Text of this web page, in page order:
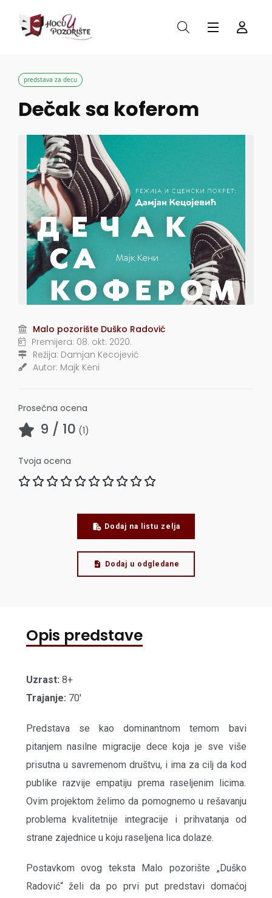
predstava za decu
Dečak sa koferom
Malo pozorište Duško Radović
Premijera: 08. okt. 2020.
Režija: Damjan Kecojević
Autor: Majk Keni
Prosečna ocena
9 / 10 (1)
Tvoja ocena
Dodaj na listu zelja
Dodaj u odgledane
Opis predstave
Uzrast: 8+
Trajanje: 70'
Predstava se kao dominantnom temom bavi
pitanjem nasilne migracije dece koja je sve više
prisutna u savremenom društvu, i ima za cilj da kod
publike razvije empatiju prema raseljenim licima.
Ovim projektom želimo da pomognemo u rešavanju
problema kvalitetnije integracije i prihvatanja od
strane zajednice u koju raseljena lica dolaze.
Postavkom ovog teksta Malo pozorište „Duško
Radović“ želi da po prvi put predstavi domaćoj